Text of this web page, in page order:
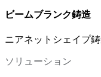
ビームブランク鋳造
ニアネットシェイプ
ソリューション